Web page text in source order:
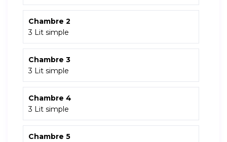
Chambre 2
3 Lit simple
Chambre 3
3 Lit simple
Chambre 4
3 Lit simple
Chambre 5